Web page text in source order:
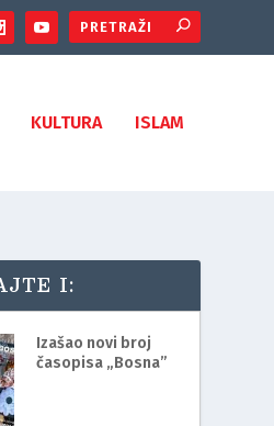
KULTURA ISLAM
I:
Izašao novi broj
časopisa „Bosna”